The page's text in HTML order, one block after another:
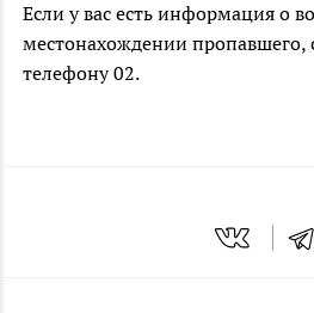
Если у вас есть информация о
местонахождении пропавшего,
телефону 02.